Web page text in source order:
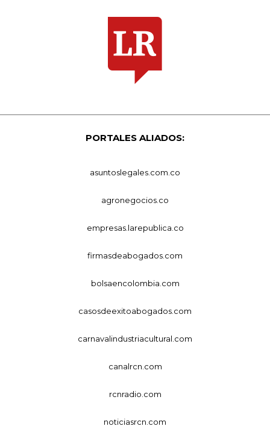
PORTALES ALIADOS:
asuntoslegales.com.co
agronegocios.co
empresas.larepublica.co
firmasdeabogados.com
bolsaencolombia.com
casosdeexitoabogados.com
carnavalindustriacultural.com
canalrcn.com
rcnradio.com
noticiasrcn.com